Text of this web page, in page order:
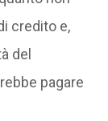
credito e,
del
pagare